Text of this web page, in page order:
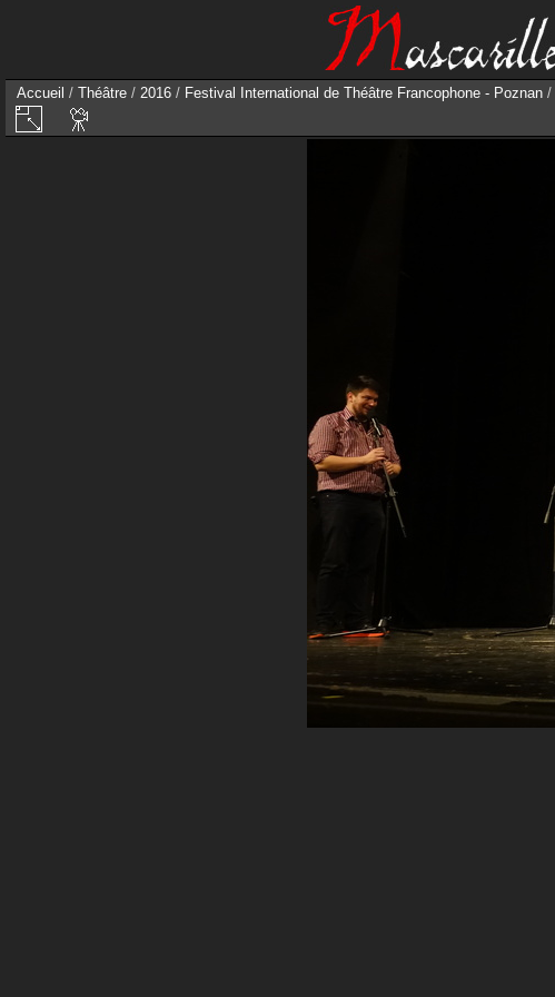
Accueil / Théâtre / 2016 / Festival International de Théâtre Francophone - Poznan /